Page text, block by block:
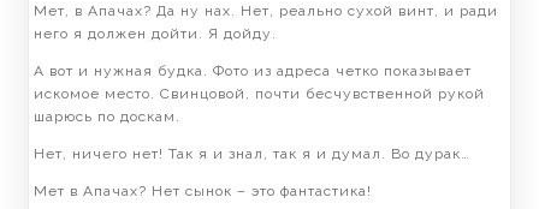
Мет, в Апачах? Да ну нах. Нет, реально сухой винт, и ради
него я должен дойти. Я дойду.
А вот и нужная будка. Фото из адреса четко показывает
искомое место. Свинцовой, почти бесчувственной рукой
шарюсь по доскам.
Нет, ничего нет! Так я и знал, так я и думал. Во дурак…
Мет в Апачах? Нет сынок – это фантастика!